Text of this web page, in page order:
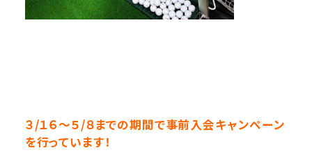
３/１６～５/８までの期間で事前入会キャンペーン
を行っています！